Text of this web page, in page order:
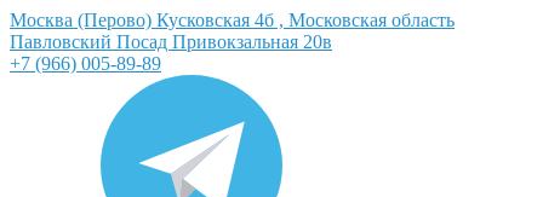
Москва (Перово) Кусковская 4б , Московская область
Павловский Посад Привокзальная 20в
+7 (966) 005-89-89